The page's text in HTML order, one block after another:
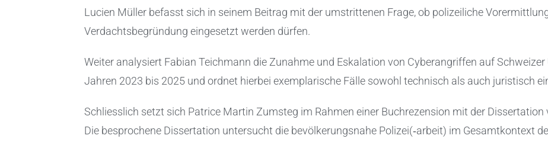
Lucien Müller befasst sich in seinem Beitrag mit der umstrittenen Frage, ob polizeiliche
Verdachtsbegründung eingesetzt werden dürfen.
Weiter analysiert Fabian Teichmann die Zunahme und Eskalation von Cyberangriffen auf
Jahren 2023 bis 2025 und ordnet hierbei exemplarische Fälle sowohl technisch als auch juristisch
Schliesslich setzt sich Patrice Martin Zumsteg im Rahmen einer Buchrezension mit der Dissertation
Die besprochene Dissertation untersucht die bevölkerungsnahe Polizei(‑arbeit) im Gesamtkontext